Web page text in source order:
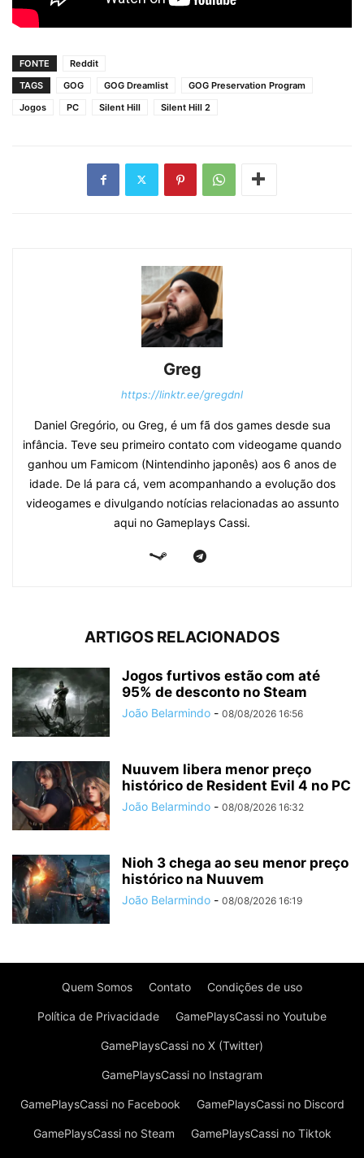
FONTE
Reddit
TAGS
GOG GOG Dreamlist
GOG Preservation Program
Jogos
PC Silent Hill Silent Hill 2
Greg
https://linktr.ee/gregdnl
Daniel Gregório, ou Greg, é um fã dos games desde sua
infância. Teve seu primeiro contato com videogame quando
ganhou um Famicom (Nintendinho japonês) aos 6 anos de
idade. De lá para cá, vem acompanhando a evolução dos
videogames e divulgando notícias relacionadas ao assunto
aqui no Gameplays Cassi.
ARTIGOS RELACIONADOS
Jogos furtivos estão com até
95% de desconto no Steam
João Belarmindo - 08/08/2026 16:56
Nuuvem libera menor preço
histórico de Resident Evil 4 no PC
João Belarmindo - 08/08/2026 16:32
Nioh 3 chega ao seu menor preço
histórico na Nuuvem
João Belarmindo - 08/08/2026 16:19
Quem Somos Contato Condições de uso
Política de Privacidade GamePlaysCassi no Youtube
GamePlaysCassi no X (Twitter)
GamePlaysCassi no Instagram
GamePlaysCassi no Facebook GamePlaysCassi no Discord
GamePlaysCassi no Steam GamePlaysCassi no Tiktok